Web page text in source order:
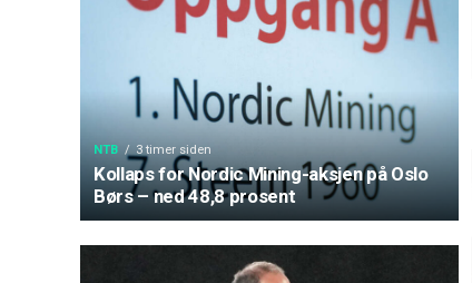
NTB 3 timer siden
Kollaps for Nordic Mining-aksjen på Oslo
Børs – ned 48,8 prosent